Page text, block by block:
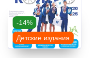
-14%
Детские издания